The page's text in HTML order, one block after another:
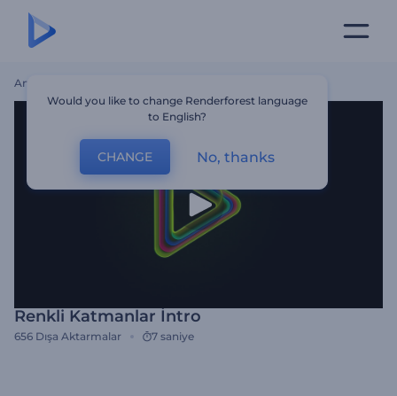
Ana Sayfa
Renkli Katmanlar İntro
656 Dışa Aktarmalar 7 saniye
Would you like to change Renderforest language
to English?
CHANGE No, thanks